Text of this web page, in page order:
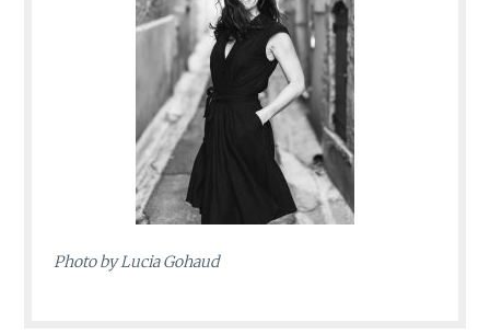
Photo byLucia Gohaud